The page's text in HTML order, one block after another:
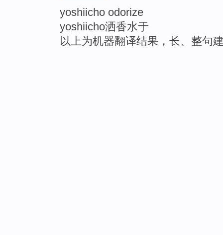
yoshiicho odorize
yoshiicho洒香水于
以上为机器翻译结果，长、整句